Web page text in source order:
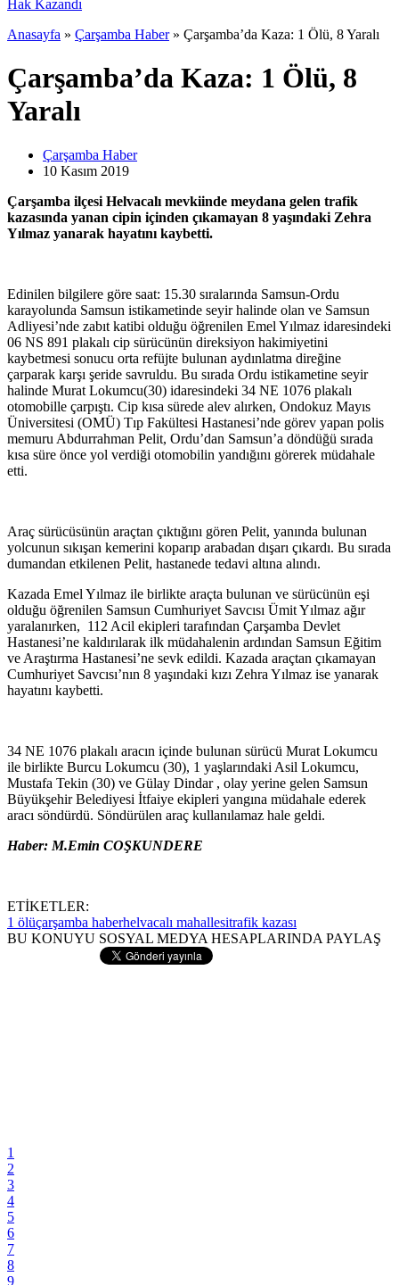
Anasayfa » Çarşamba Haber » Çarşamba’da Kaza: 1 Ölü, 8 Yaralı
Çarşamba’da Kaza: 1 Ölü, 8
Yaralı
Çarşamba Haber
10 Kasım 2019
Çarşamba ilçesi Helvacalı mevkiinde meydana gelen trafik
kazasında yanan cipin içinden çıkamayan 8 yaşındaki Zehra
Yılmaz yanarak hayatını kaybetti.
Edinilen bilgilere göre saat: 15.30 sıralarında Samsun-Ordu
karayolunda Samsun istikametinde seyir halinde olan ve Samsun
Adliyesi’nde zabıt katibi olduğu öğrenilen Emel Yılmaz idaresindeki
06 NS 891 plakalı cip sürücünün direksiyon hakimiyetini
kaybetmesi sonucu orta refüjte bulunan aydınlatma direğine
çarparak karşı şeride savruldu. Bu sırada Ordu istikametine seyir
halinde Murat Lokumcu(30) idaresindeki 34 NE 1076 plakalı
otomobille çarpıştı. Cip kısa sürede alev alırken, Ondokuz Mayıs
Üniversitesi (OMÜ) Tıp Fakültesi Hastanesi’nde görev yapan polis
memuru Abdurrahman Pelit, Ordu’dan Samsun’a döndüğü sırada
kısa süre önce yol verdiği otomobilin yandığını görerek müdahale
etti.
Araç sürücüsünün araçtan çıktığını gören Pelit, yanında bulunan
yolcunun sıkışan kemerini koparıp arabadan dışarı çıkardı. Bu sırada
dumandan etkilenen Pelit, hastanede tedavi altına alındı.
Kazada Emel Yılmaz ile birlikte araçta bulunan ve sürücünün eşi
olduğu öğrenilen Samsun Cumhuriyet Savcısı Ümit Yılmaz ağır
yaralanırken, 112 Acil ekipleri tarafından Çarşamba Devlet
Hastanesi’ne kaldırılarak ilk müdahalenin ardından Samsun Eğitim
ve Araştırma Hastanesi’ne sevk edildi. Kazada araçtan çıkamayan
Cumhuriyet Savcısı’nın 8 yaşındaki kızı Zehra Yılmaz ise yanarak
hayatını kaybetti.
34 NE 1076 plakalı aracın içinde bulunan sürücü Murat Lokumcu
ile birlikte Burcu Lokumcu (30), 1 yaşlarındaki Asil Lokumcu,
Mustafa Tekin (30) ve Gülay Dindar , olay yerine gelen Samsun
Büyükşehir Belediyesi İtfaiye ekipleri yangına müdahale ederek
aracı söndürdü. Söndürülen araç kullanılamaz hale geldi.
Haber: M.Emin COŞKUNDERE
ETİKETLER:
1 ölüçarşamba haberhelvacalı mahallesitrafik kazası
BU KONUYU SOSYAL MEDYA HESAPLARINDA PAYLAŞ
1
2
3
4
5
6
7
8
9